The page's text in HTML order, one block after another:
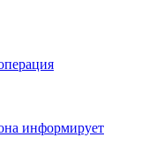
информирует